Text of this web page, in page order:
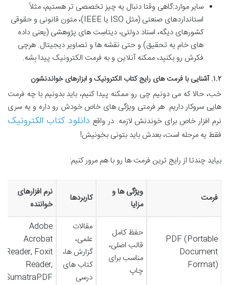
سایر موارد:گاهی وقتا دنبال یه چیز تخصصی تر هستیم، مثلاً
استانداردهای صنعتی (مثل ISO یا IEEE)، متون قانونی و حقوقی
کشورهای دیگه، اسناد دولتی، دیتاسِت های پژوهشی (یعنی داده
های خام یه تحقیق) و حتی نقشه ها و تصاویر دیجیتال. هرچی
فکرش رو بکنید، ممکنه آنلاین و به فرمت الکترونیک پیدا بشه.
۱.۲. آشنایی با فرمت های رایج کتاب الکترونیک و ابزارهای خواندنشون
خب، حالا که می دونیم چی رو ممکنه پیدا کنیم، باید بدونیم با چه فرمت
هایی سروکار داریم. هر فرمتی ویژگی های خاص خودش رو داره و یه سری
نرم افزار خاص برای خوندنش لازمه. در واقع دانلود کتاب الکترونیک
فقط یه مرحله است، بعدش باید بتونی بخونیش!
بیاید چندتا از رایج ترین فرمت ها رو با هم مرور کنیم:
فرمت
ویژگی ها و
مزایا
کاربردها
نرم افزارهای
خواننده
PDF (Portable
Document
Format)
حفظ کامل
قالب اصلی،
مناسب برای
چاپ
مقالات
علمی،
گزارش ها،
کتاب های
درسی
Adobe
Acrobat
Reader, Foxit
Reader,
SumatraPDF